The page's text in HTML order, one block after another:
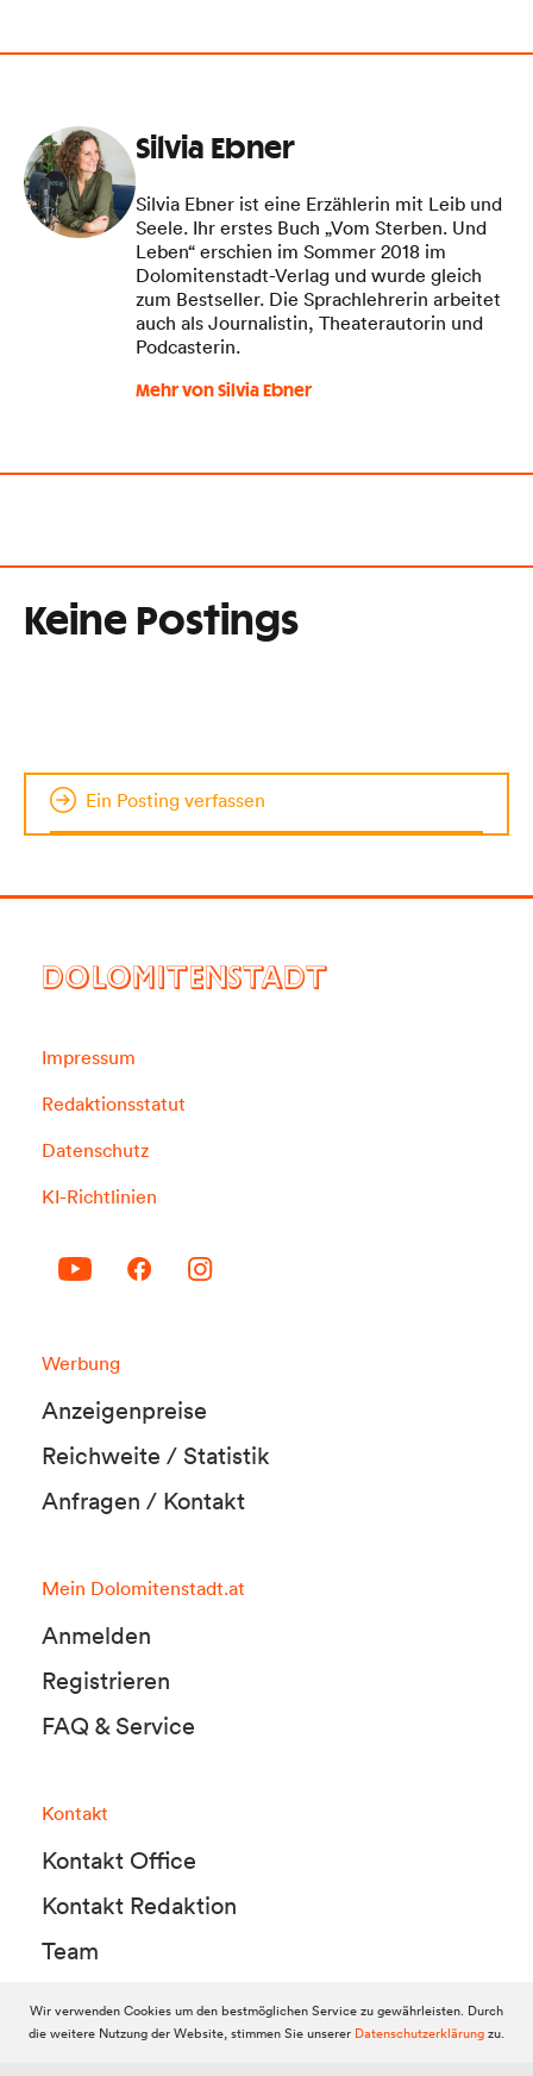
Silvia Ebner
Silvia Ebner ist eine Erzählerin mit Leib und
Seele. Ihr erstes Buch „Vom Sterben. Und
Leben“ erschien im Sommer 2018 im
Dolomitenstadt-Verlag und wurde gleich
zum Bestseller. Die Sprachlehrerin arbeitet
auch als Journalistin, Theaterautorin und
Podcasterin.
Mehr von Silvia Ebner
Keine Postings
Ein Posting verfassen
DOLOMITENSTADT
Impressum
Redaktionsstatut
Datenschutz
KI-Richtlinien
Werbung
Anzeigenpreise
Reichweite / Statistik
Anfragen / Kontakt
Mein Dolomitenstadt.at
Anmelden
Registrieren
FAQ & Service
Kontakt
Kontakt Office
Kontakt Redaktion
Team
© 2010-2026 Dolomitenstadt.at
Wir verwenden Cookies um den bestmöglichen Service zu gewährleisten. Durch
die weitere Nutzung der Website, stimmen Sie unserer Datenschutzerklärungzu.